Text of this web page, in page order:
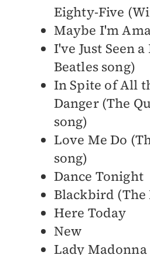
Eighty-Five
Maybe I'm
I've Just Seen a
Beatles song)
In Spite of All
Danger (The
song)
Love Me Do
song)
Dance Tonight
Blackbird (The
Here Today
New
Lady Madonna